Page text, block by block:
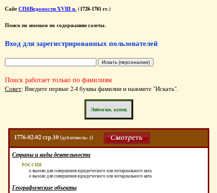
СайтСПбВедомости XVIII в. (1728-1781 гг.)
Поиск по именам по содержанию газеты.
Вход для зарегистрированных пользователей
Поиск работает только по фамилиям
Совет: Введите первые 2-4 буквы фамилии и нажмите "Искать".
Лябезгин, купец
1776-02-02 стр.10 (дублетность: 2)
Страны и виды деятельности
РОССИЯ
о вызове для совершения юридического или нотариального акта
о вызове для совершения юридического или нотариального акта
Географические объекты